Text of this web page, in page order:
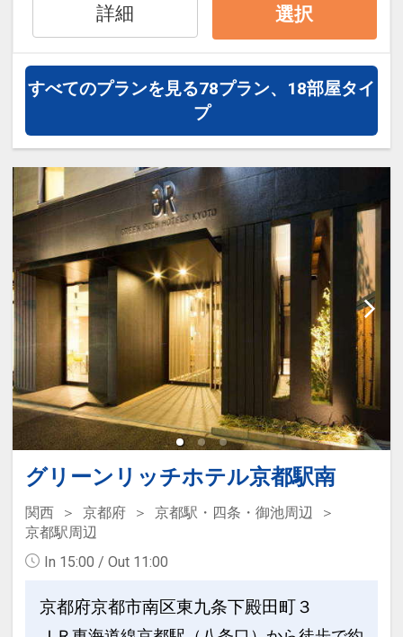
「空室照会結果確認画面」でご確認くだ
さい。
氏名・客室タイプ・食事条件・プラン同
一であることが割引適用の条件となりま
す。
「食事なしプラン」と「朝食付プラン」
をご用意しています。
●「食事なしプラン」と「朝食付プラ
ン」を掲載しています。
※ご覧のページがどちらかを【食事条
件】の項目でご確認のうえ、予約にお進
み下さい。
朝食内容について ※朝食付の場合
●和洋バイキング：「ル・プレジール」
●洋食セットまたは洋食バイキング：
「ロンド」
※朝食内容は状況により変更となる場合
があります。
設定期間：2026年4月1日～2026年9月
30日
詳細 選択
すべてのプランを見る78プラン、18部屋タイ
プ
グリーンリッチホテル京都駅南
関西 京都府
京都駅・四条・御池周辺
京都駅周辺
In 15:00 / Out 11:00
京都府京都市南区東九条下殿田町３